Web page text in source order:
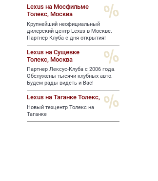
Lexus на Мосфильме
Толекс, Москва
Крупнейший неофициальный
дилерский центр Lexus в Москве.
Партнер Клуба с дня открытия!
Lexus на Сущевке
Толекс, Москва
Партнер Лексус-Клуба с 2006 года.
Обслужены тысячи клубных авто.
Будем рады видеть и Вас!
Lexus на Таганке Толекс,
Новый техцентр Толекс на
Таганке